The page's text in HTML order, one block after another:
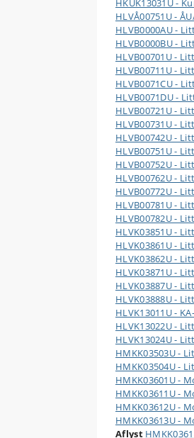
HKUK13031U -
HLVÅ00751U -
HLVB0000AU -
HLVB0000BU -
HLVB00701U -
HLVB00711U -
HLVB0071CU -
HLVB0071DU -
HLVB00721U -
HLVB00731U -
HLVB00742U -
HLVB00751U -
HLVB00752U -
HLVB00762U -
HLVB00772U -
HLVB00781U -
HLVB00782U -
HLVK03851U -
HLVK03861U -
HLVK03862U -
HLVK03871U -
HLVK03887U -
HLVK03888U -
HLVK13011U -
HLVK13022U -
HLVK13024U -
HMKK03503U -
HMKK03504U -
HMKK03601U -
HMKK03611U -
HMKK03612U -
HMKK03613U -
Aflyst